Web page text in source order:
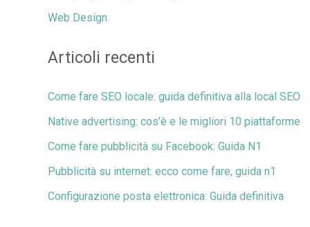
Web Design
Articoli recenti
Come fare SEO locale: guida definitiva alla local SEO
Native advertising: cos’è e le migliori 10 piattaforme
Come fare pubblicità su Facebook: Guida N1
Pubblicità su internet: ecco come fare, guida n1
Configurazione posta elettronica: Guida definitiva